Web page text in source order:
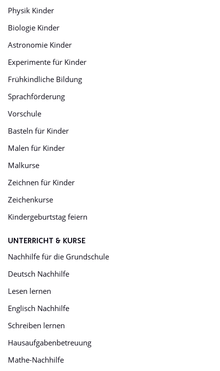
Physik Kinder
Biologie Kinder
Astronomie Kinder
Experimente für Kinder
Frühkindliche Bildung
Sprachförderung
Vorschule
Basteln für Kinder
Malen für Kinder
Malkurse
Zeichnen für Kinder
Zeichenkurse
Kindergeburtstag feiern
UNTERRICHT & KURSE
Nachhilfe für die Grundschule
Deutsch Nachhilfe
Lesen lernen
Englisch Nachhilfe
Schreiben lernen
Hausaufgabenbetreuung
Mathe-Nachhilfe